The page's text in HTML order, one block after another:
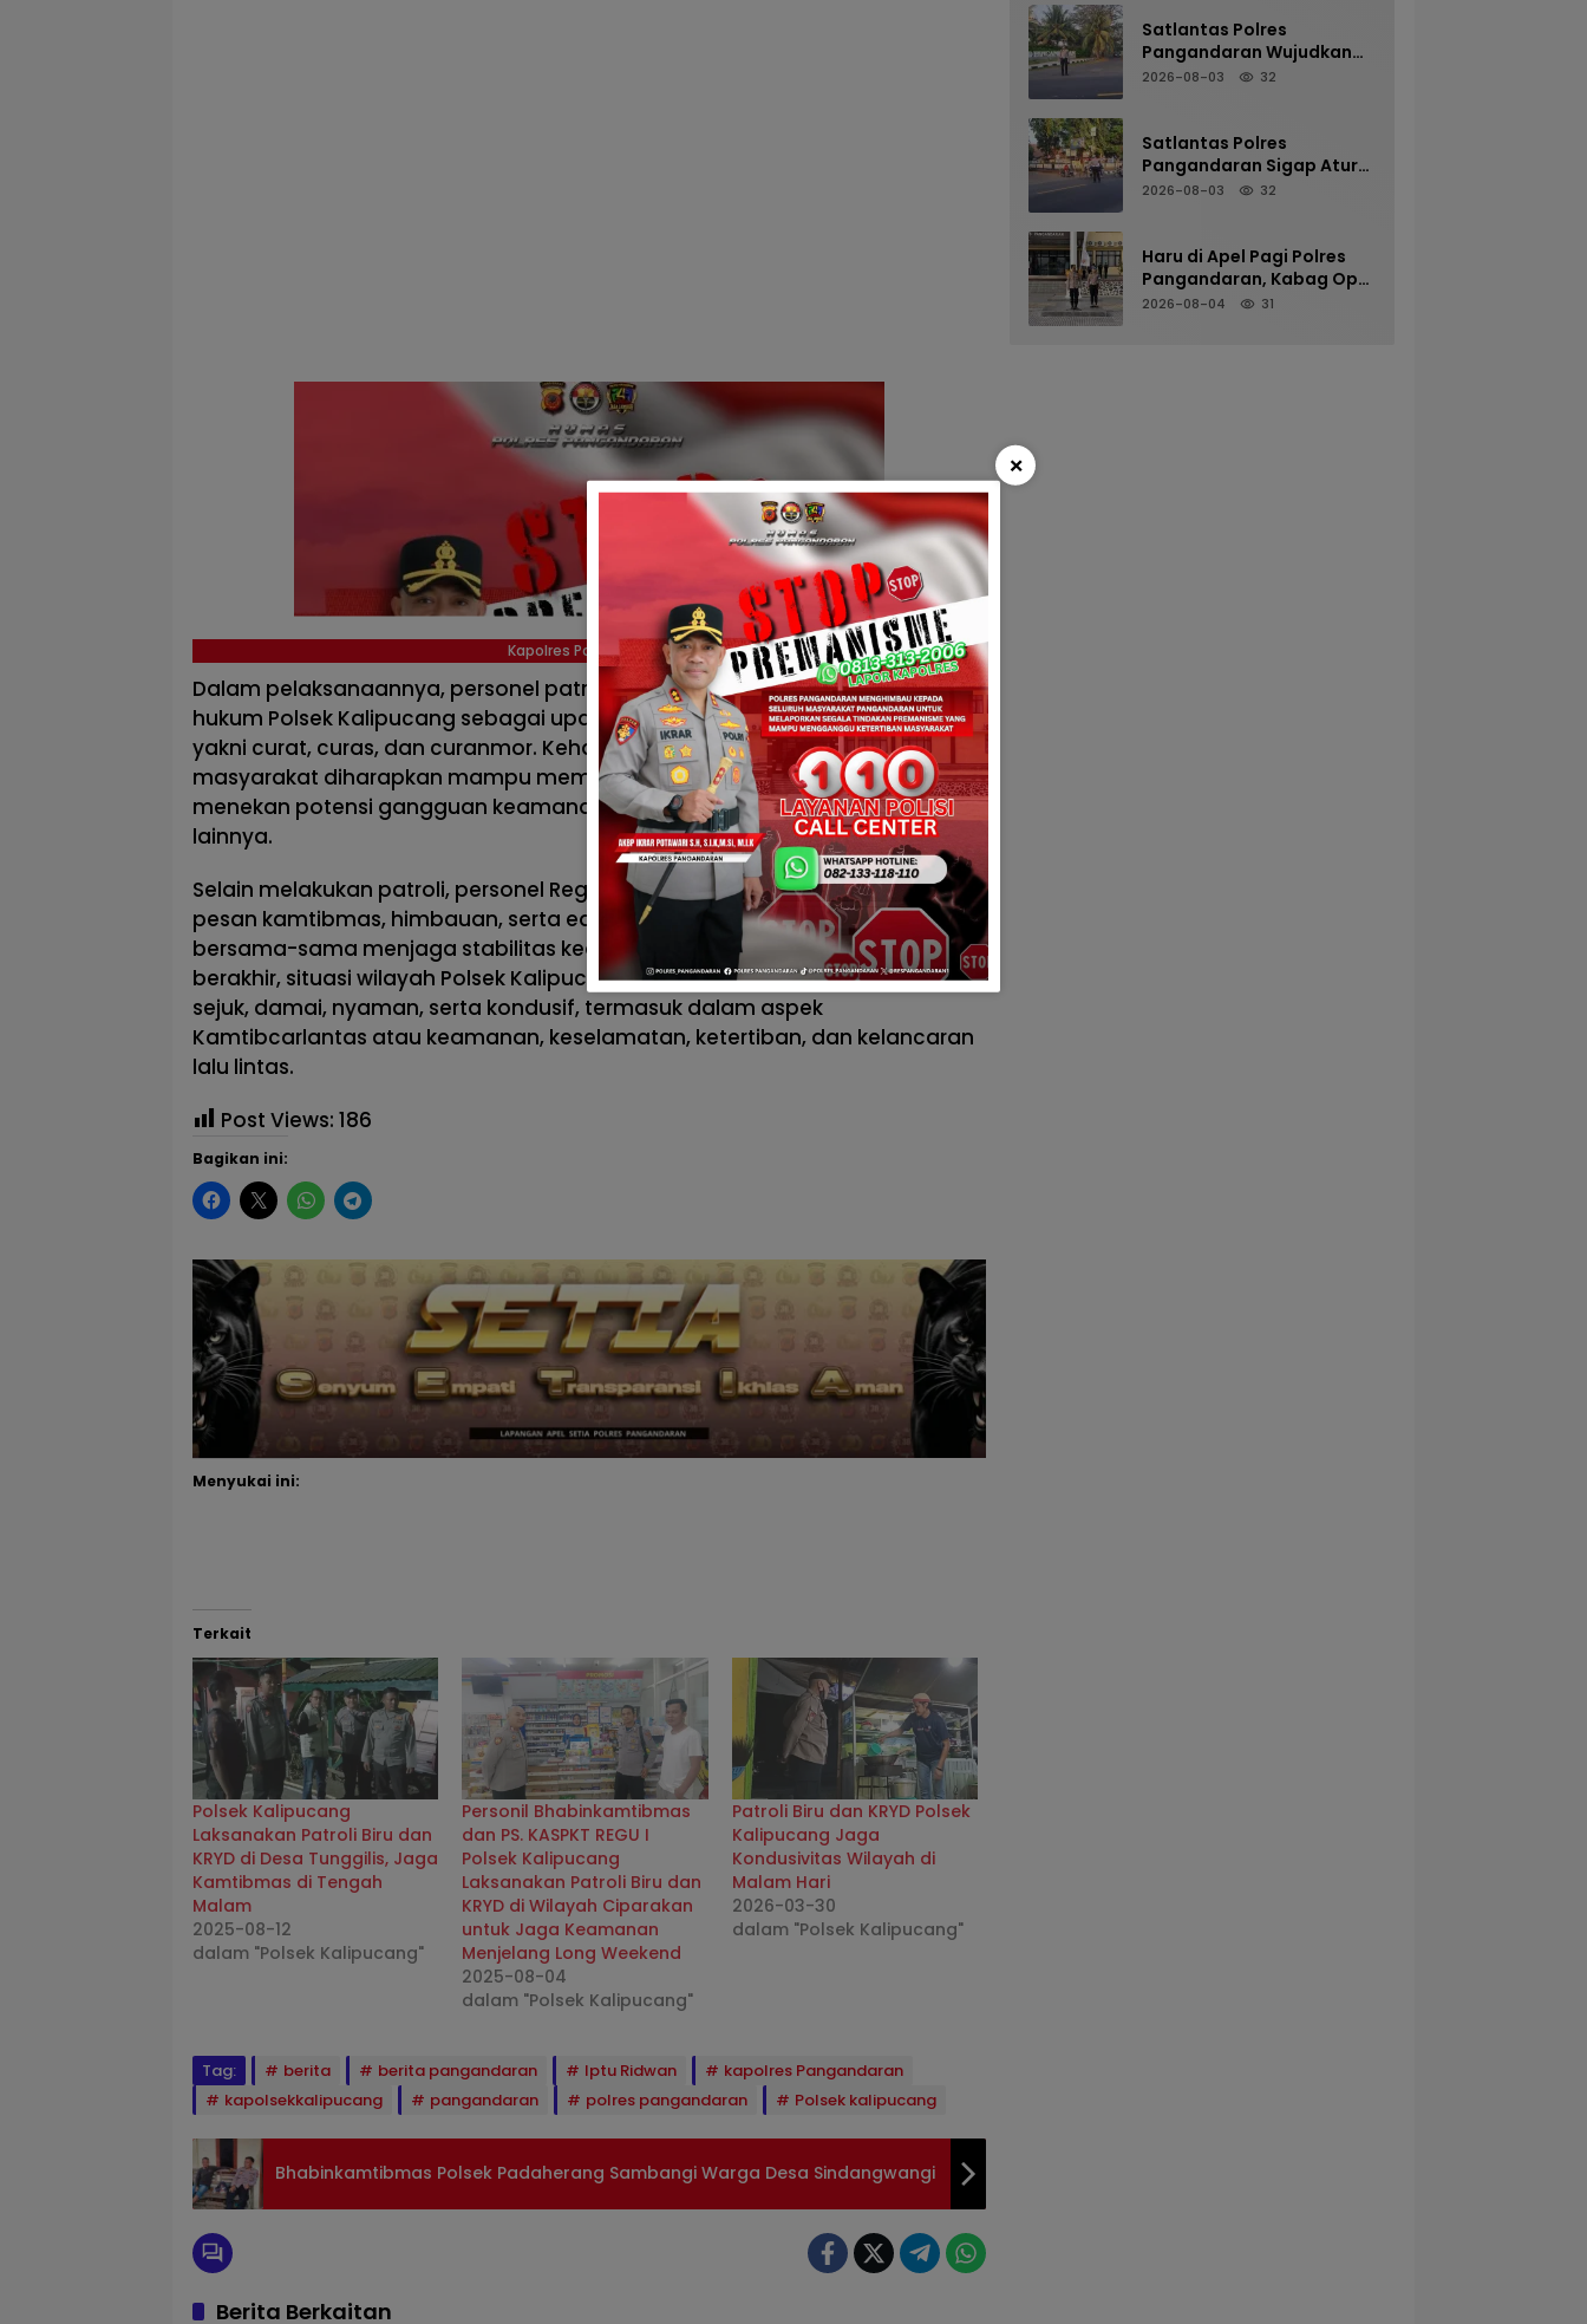
Kapolres Pangandaran
Dalam pelaksanaannya, personel patroli menyisir sejumlah titik di wilayah
hukum Polsek Kalipucang sebagai upaya pencegahan tindak kriminalitas C3,
yakni curat, curas, dan curanmor. Kehadiran anggota kepolisian di tengah
masyarakat diharapkan mampu memberikan rasa aman sekaligus
menekan potensi gangguan keamanan maupun pelanggaran hukum
lainnya.
Selain melakukan patroli, personel Regu I juga aktif menyampaikan pesan-
pesan kamtibmas, himbauan, serta edukasi kepada masyarakat agar
bersama-sama menjaga stabilitas keamanan lingkungan. Hingga kegiatan
berakhir, situasi wilayah Polsek Kalipucang terpantau aman, tertib, lancar,
sejuk, damai, nyaman, serta kondusif, termasuk dalam aspek
Kamtibcarlantas atau keamanan, keselamatan, ketertiban, dan kelancaran
lalu lintas.
Post Views: 186
Bagikan ini:
Menyukai ini:
Terkait
Polsek Kalipucang
Laksanakan Patroli Biru dan
KRYD di Desa Tunggilis, Jaga
Kamtibmas di Tengah
Malam
2025-08-12
dalam "Polsek Kalipucang"
Personil Bhabinkamtibmas
dan PS. KASPKT REGU I
Polsek Kalipucang
Laksanakan Patroli Biru dan
KRYD di Wilayah Ciparakan
untuk Jaga Keamanan
Menjelang Long Weekend
2025-08-04
dalam "Polsek Kalipucang"
Patroli Biru dan KRYD Polsek
Kalipucang Jaga
Kondusivitas Wilayah di
Malam Hari
2026-03-30
dalam "Polsek Kalipucang"
Tag: berita berita pangandaran Iptu Ridwan
kapolres Pangandaran
kapolsekkalipucang
pangandaran polres pangandaran Polsek kalipucang
Bhabinkamtibmas Polsek Padaherang Sambangi Warga Desa Sindangwangi
Berita Berkaitan
PANGAN
Satlantas Polres
Pangandaran Wujudkan
Kamseltibcarlantas
2026-08-03 32
Satlantas Polres
Pangandaran Sigap Atur
Arus Kendaraan Demi
2026-08-03 32
Haru di Apel Pagi Polres
Pangandaran, Kabag Ops
Pamit Jelang Purna Tugas
2026-08-04 31
×